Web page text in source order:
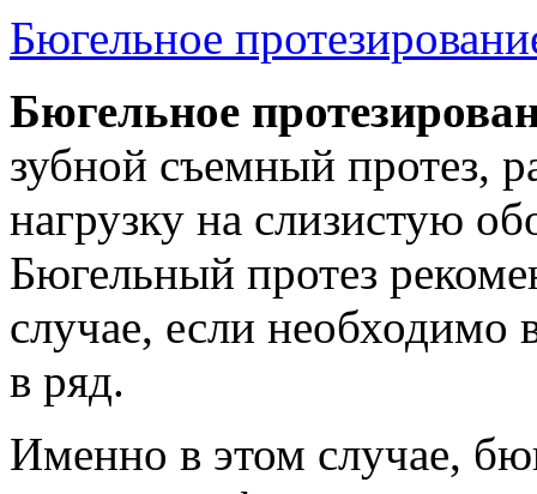
Бюгельное
Бюгельное
зубной съемный протез,
нагрузку на слизистую
Бюгельный протез
случае, если необходимо
в ряд.
Именно в этом случае,